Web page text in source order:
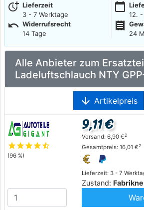
more_time Lieferzeit
3 - 7 Werktage
calendar_today
12.
undo Widerrufsrecht
14 Tage
receipt
24
Alle Anbieter zum
Ladeluftschlauch NTY
arrow_downward Artikelpreis
starstarstarstarstar_half
(96 %)
Lieferzeit: 3 - 7
Zustand:
9,11 €
Versand: 6,90 €2
Gesamtpreis: 16,01 €2